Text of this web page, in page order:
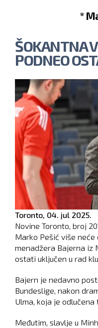
*
ŠOKANTNA
PODNEO
Toronto, 04. jul 2025.
Novine Toronto, broj
Marko Pešić više
menadžera Bajerna iz
ostati uključen u rad
Bajern je nedavno
Bundeslige, nakon
Ulma, koja je
Međutim, slavlje u